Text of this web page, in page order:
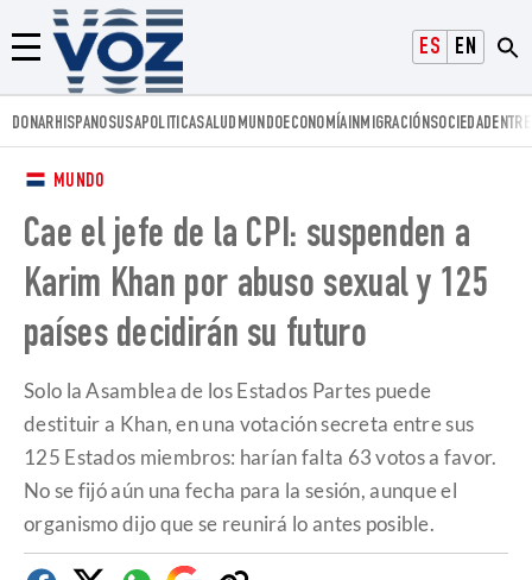
ESPAÑOLENGLISH
Menú
Voz.us
DONARHISPANOSUSAPOLITICASALUD MUNDOECONOMÍAINMIGRACIÓNSOCIEDAD
MUNDO
Cae el jefe de la CPI: suspenden a
Karim Khan por abuso sexual y 125
países decidirán su futuro
Solo la Asamblea de los Estados Partes puede
destituir a Khan, en una votación secreta entre sus
125 Estados miembros: harían falta 63 votos a favor.
No se fijó aún una fecha para la sesión, aunque el
organismo dijo que se reunirá lo antes posible.